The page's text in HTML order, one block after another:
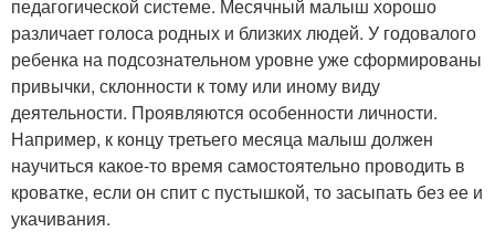
педагогической системе. Месячный малыш хорошо
различает голоса родных и близких людей. У годовалого
ребенка на подсознательном уровне уже сформированы
привычки, склонности к тому или иному виду
деятельности. Проявляются особенности личности.
Например, к концу третьего месяца малыш должен
научиться какое-то время самостоятельно проводить в
кроватке, если он спит с пустышкой, то засыпать без ее и
укачивания.